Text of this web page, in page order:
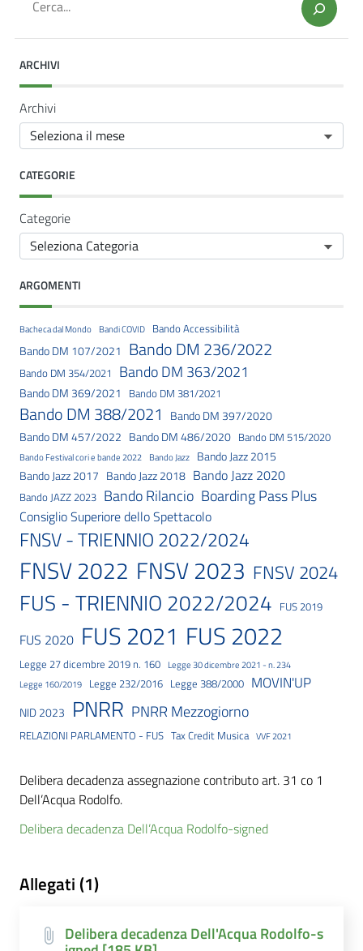
Cerca
ARCHIVI
Archivi
CATEGORIE
Categorie
ARGOMENTI
Bacheca dal Mondo Bandi COVID Bando Accessibilità
Bando DM 107/2021 Bando DM 236/2022
Bando DM 354/2021 Bando DM 363/2021
Bando DM 369/2021 Bando DM 381/2021
Bando DM 388/2021 Bando DM 397/2020
Bando DM 457/2022 Bando DM 486/2020 Bando DM 515/2020
Bando Festival cori e bande 2022 Bando Jazz
Bando Jazz 2015
Bando Jazz 2017 Bando Jazz 2018 Bando Jazz 2020
Bando JAZZ 2023 Bando Rilancio Boarding Pass Plus
Consiglio Superiore dello Spettacolo
FNSV - TRIENNIO 2022/2024
FNSV 2022 FNSV 2023 FNSV 2024
FUS - TRIENNIO 2022/2024 FUS 2019
FUS 2020 FUS 2021 FUS 2022
Legge 27 dicembre 2019 n. 160
Legge 30 dicembre 2021 - n. 234
Legge 160/2019
Legge 232/2016 Legge 388/2000 MOVIN'UP
NID 2023 PNRR PNRR Mezzogiorno
RELAZIONI PARLAMENTO - FUS Tax Credit Musica VVF 2021
Delibera decadenza assegnazione contributo art. 31 co 1
Dell’Acqua Rodolfo.
Delibera decadenza Dell’Acqua Rodolfo-signed
Allegati (1)
Delibera decadenza Dell'Acqua Rodolfo-s